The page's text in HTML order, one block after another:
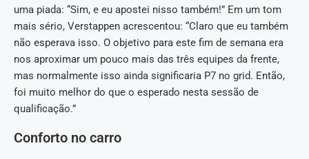
uma piada: “Sim, e eu apostei nisso também!” Em um tom
mais sério, Verstappen acrescentou: “Claro que eu também
não esperava isso. O objetivo para este fim de semana era
nos aproximar um pouco mais das três equipes da frente,
mas normalmente isso ainda significaria P7 no grid. Então,
foi muito melhor do que o esperado nesta sessão de
qualificação.”
Conforto no carro